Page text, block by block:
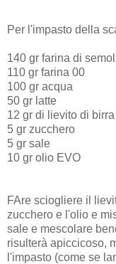
Per l'impasto della
140 gr farina di
110 gr farina 00
100 gr acqua
50 gr latte
12 gr di lievito di birra
5 gr zucchero
5 gr sale
10 gr olio EVO
FAre sciogliere il
zucchero e l'olio e
sale e mescolare
risulterà apiccicoso,
l'impasto (come se